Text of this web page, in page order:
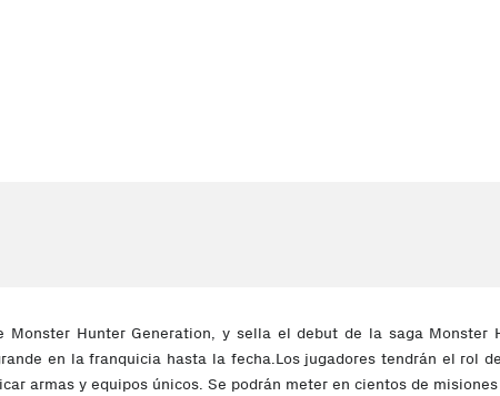
Hunter Generation, y sella el debut de la saga
en la franquicia hasta la fecha.Los jugadores tendrán el rol
armas y equipos únicos. Se podrán meter en cientos de